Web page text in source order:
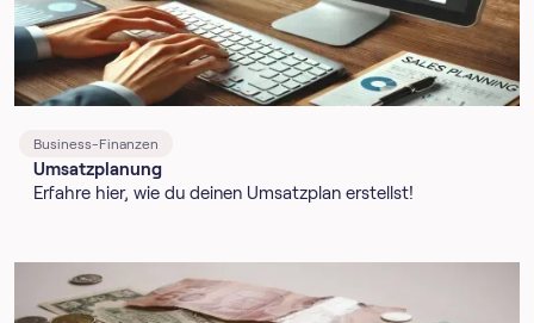
Business-Finanzen
Umsatzplanung
Erfahre hier, wie du deinen Umsatzplan erstellst!